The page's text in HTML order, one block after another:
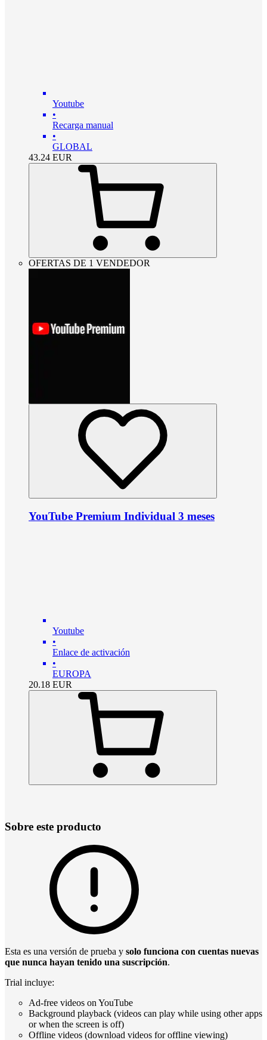
Youtube
•
Recarga manual
•
GLOBAL
43.24 EUR
OFERTAS DE 1 VENDEDOR
YouTube Premium Individual 3 meses
Youtube
•
Enlace de activación
•
EUROPA
20.18 EUR
Sobre este producto
Esta es una versión de prueba y solo funciona con cuentas nuevas
que nunca hayan tenido una suscripción.
Trial incluye:
Ad-free videos on YouTube
Background playback (videos can play while using other apps
or when the screen is off)
Offline videos (download videos for offline viewing)